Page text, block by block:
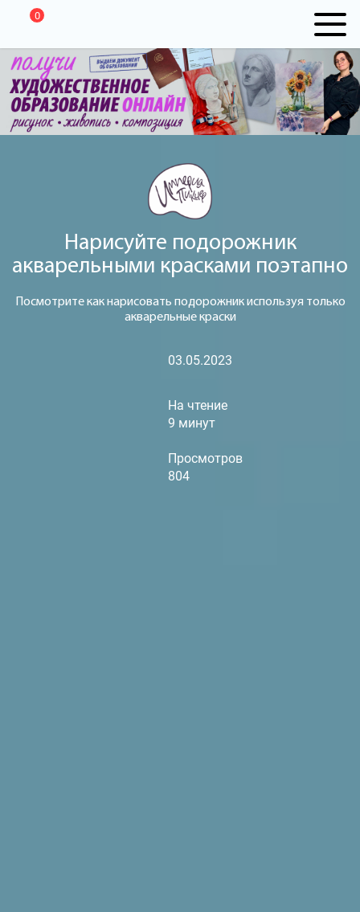
0
Нарисуйте подорожник
акварельными красками поэтапно
Посмотрите как нарисовать подорожник используя только
акварельные краски
03.05.2023
На чтение
9 минут
Просмотров
804